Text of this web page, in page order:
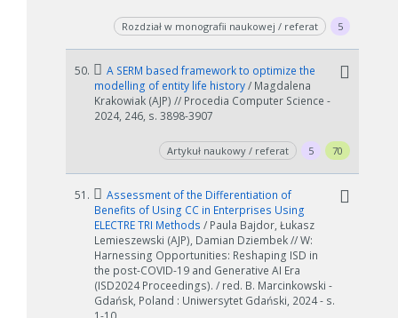
Rozdział w monografii naukowej / referat 5
50.
A SERM based framework to optimize the
modelling of entity life history/ Magdalena
Krakowiak (AJP) // Procedia Computer Science -
2024, 246, s. 3898-3907
Artykuł naukowy / referat 5 70
51.
Assessment of the Differentiation of
Benefits of Using CC in Enterprises Using
ELECTRE TRI Methods / Paula Bajdor, Łukasz
Lemieszewski (AJP), Damian Dziembek // W:
Harnessing Opportunities: Reshaping ISD in
the post-COVID-19 and Generative AI Era
(ISD2024 Proceedings). / red. B. Marcinkowski -
Gdańsk, Poland : Uniwersytet Gdański, 2024 - s.